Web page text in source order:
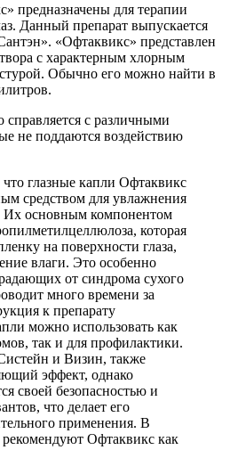
предназначены для терапии
Данный препарат выпускается
«Офтаквикс» представлен
с характерным хлорным
Обычно его можно найти в
с различными
не поддаются воздействию
глазные капли Офтаквикс
средством для увлажнения
основным компонентом
которая
на поверхности глаза,
влаги. Это особенно
от синдрома сухого
много времени за
к препарату
можно использовать как
так и для профилактики.
и Визин, также
эффект, однако
своей безопасностью и
что делает его
применения. В
Офтаквикс как